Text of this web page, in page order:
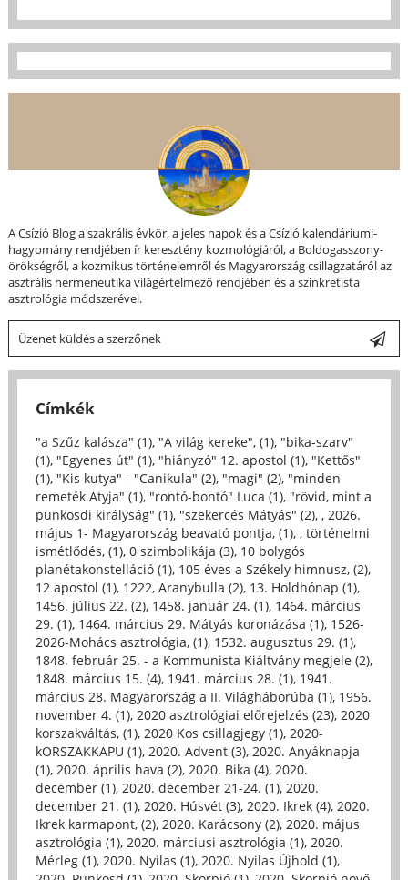
A Csízió Blog a szakrális évkör, a jeles napok és a Csízió kalendáriumi-
hagyomány rendjében ír keresztény kozmológiáról, a Boldogasszony-
örökségről, a kozmikus történelemről és Magyarország csillagzatáról az
asztrális hermeneutika világértelmező rendjében és a szinkretista
asztrológia módszerével.
Üzenet küldés a szerzőnek
Címkék
"a Szűz kalásza" (1), "A világ kereke", (1), "bika-szarv"
(1), "Egyenes út" (1), "hiányzó" 12. apostol (1), "Kettős"
(1), "Kis kutya" - "Canikula" (2), "magi" (2), "minden
remeték Atyja" (1), "rontó-bontó" Luca (1), "rövid, mint a
pünkösdi királyság" (1), "szekercés Mátyás" (2), , 2026.
május 1- Magyarország beavató pontja, (1), , történelmi
ismétlődés, (1), 0 szimbolikája (3), 10 bolygós
planétakonstelláció (1), 105 éves a Székely himnusz, (2),
12 apostol (1), 1222, Aranybulla (2), 13. Holdhónap (1),
1456. július 22. (2), 1458. január 24. (1), 1464. március
29. (1), 1464. március 29. Mátyás koronázása (1), 1526-
2026-Mohács asztrológia, (1), 1532. augusztus 29. (1),
1848. február 25. - a Kommunista Kiáltvány megjele (2),
1848. március 15. (4), 1941. március 28. (1), 1941.
március 28. Magyarország a II. Világháborúba (1), 1956.
november 4. (1), 2020 asztrológiai előrejelzés (23), 2020
korszakváltás, (1), 2020 Kos csillagjegy (1), 2020-
kORSZAKKAPU (1), 2020. Advent (3), 2020. Anyáknapja
(1), 2020. április hava (2), 2020. Bika (4), 2020.
december (1), 2020. december 21-24. (1), 2020.
december 21. (1), 2020. Húsvét (3), 2020. Ikrek (4), 2020.
Ikrek karmapont, (2), 2020. Karácsony (2), 2020. május
asztrológia (1), 2020. márciusi asztrológia (1), 2020.
Mérleg (1), 2020. Nyilas (1), 2020. Nyilas Újhold (1),